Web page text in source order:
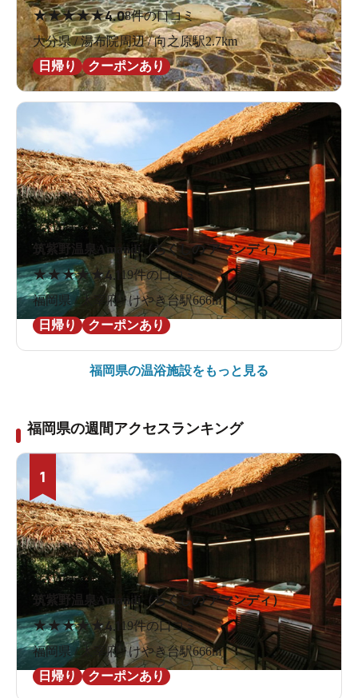
★★★★★4.08件の口コミ
大分県 / 湯布院周辺 / 向之原駅2.7km
日帰り
クーポンあり
筑紫野温泉Amandi（ちくしの アマンディ）
★★★★★4.1
19件の口コミ
福岡県 / 太宰府 / けやき台駅666m
日帰り
クーポンあり
福岡県の温浴施設をもっと見る
福岡県の週間アクセスランキング
1
筑紫野温泉Amandi（ちくしの アマンディ）
★★★★★4.1
19件の口コミ
福岡県 / 太宰府 / けやき台駅666m
日帰り
クーポンあり